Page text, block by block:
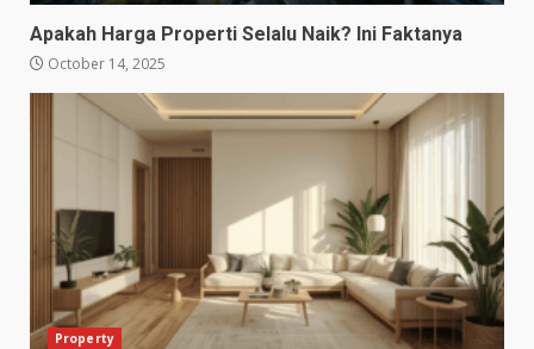
Apakah Harga Properti Selalu Naik? Ini Faktanya
October 14, 2025
Property